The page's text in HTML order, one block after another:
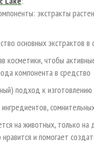
экстракты
основных экстрактов
косметики, чтобы
компонента в средство
подход к
ингредиентов,
на животных, только
и помогает